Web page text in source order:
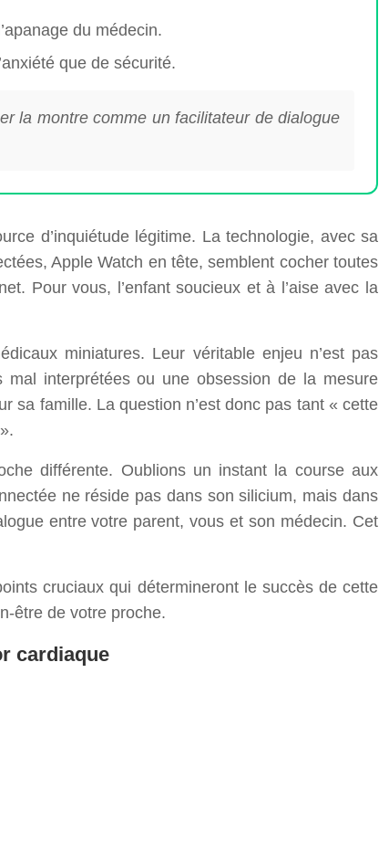
du médecin.
que de sécurité.
la montre comme un facilitateur de dialogue
d’inquiétude légitime. La technologie, avec sa
Apple Watch en tête, semblent cocher toutes
Pour vous, l’enfant soucieux et à l’aise avec la
miniatures. Leur véritable enjeu n’est pas
interprétées ou une obsession de la mesure
sa famille. La question n’est donc pas tant « cette
différente. Oublions un instant la course aux
ne réside pas dans son silicium, mais dans
entre votre parent, vous et son médecin. Cet
cruciaux qui détermineront le succès de cette
être de votre proche.
cardiaque